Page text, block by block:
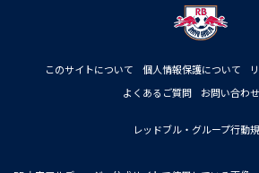
このサイトについて 個人情報保護について
よくあるご質問
お問い合わ
レッドブル・グループ行動